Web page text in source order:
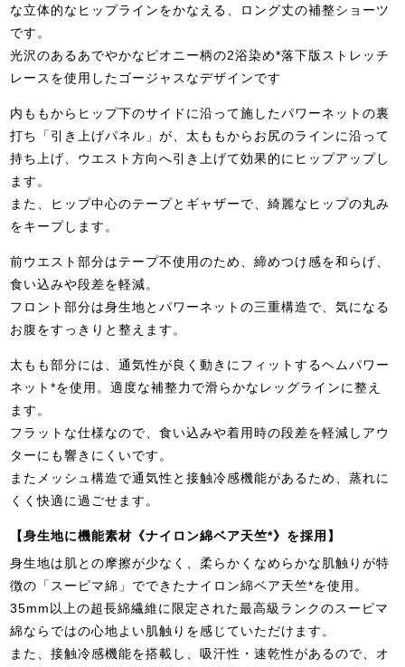
な立体的なヒップラインをかなえる、ロング丈の補整ショーツ
です。
光沢のあるあでやかなピオニー柄の2浴染め*落下版ストレッチ
レースを使用したゴージャスなデザインです
内ももからヒップ下のサイドに沿って施したパワーネットの裏
打ち「引き上げパネル」が、太ももからお尻のラインに沿って
持ち上げ、ウエスト方向へ引き上げて効果的にヒップアップし
ます。
また、ヒップ中心のテープとギャザーで、綺麗なヒップの丸み
をキープします。
前ウエスト部分はテープ不使用のため、締めつけ感を和らげ、
食い込みや段差を軽減。
フロント部分は身生地とパワーネットの三重構造で、気になる
お腹をすっきりと整えます。
太もも部分には、通気性が良く動きにフィットするヘムパワー
ネット*を使用。適度な補整力で滑らかなレッグラインに整え
ます。
フラットな仕様なので、食い込みや着用時の段差を軽減しアウ
ターにも響きにくいです。
またメッシュ構造で通気性と接触冷感機能があるため、蒸れに
くく快適に過ごせます。
【身生地に機能素材《ナイロン綿ベア天竺*》を採用】
身生地は肌との摩擦が少なく、柔らかくなめらかな肌触りが特
徴の「スーピマ綿」でできたナイロン綿ベア天竺*を使用。
35mm以上の超長綿繊維に限定された最高級ランクのスーピマ
綿ならではの心地よい肌触りを感じていただけます。
また、接触冷感機能を搭載し、吸汗性・速乾性があるので、オ